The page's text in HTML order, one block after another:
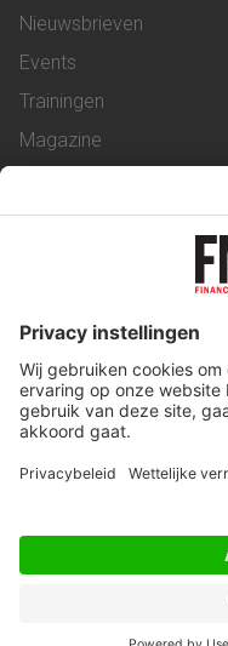
Nieuwsbrieven
Events
Trainingen
Magazine
Service & Contact
Werken bij ons
Privacy Statement
Algemene Voorwaarden